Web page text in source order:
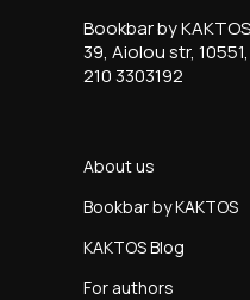
Bookbar by
39, Aiolou str,
210 3303192
About us
Bookbar by KAKTOS
KAKTOS Blog
For authors